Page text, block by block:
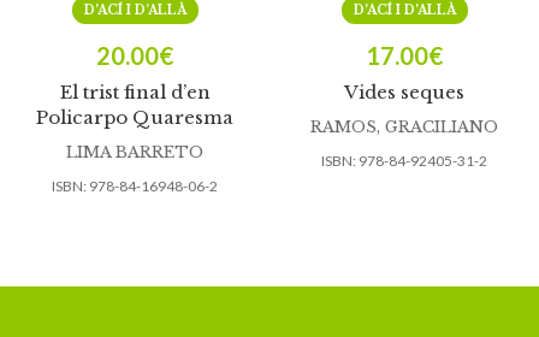
El trist final d’en
Policarpo Quaresma
D’ACÍ I D’ALLÀ
20.00€
LIMA BARRETO
ISBN: 978-84-16948-06-2
Vides seques
D’ACÍ I D’ALLÀ
17.00€
RAMOS, GRACILIANO
ISBN: 978-84-92405-31-2